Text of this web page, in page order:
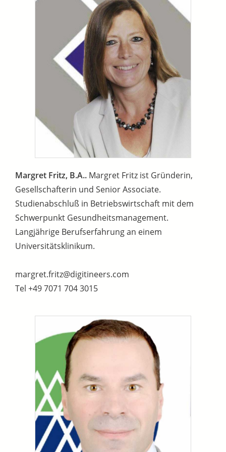
Margret Fritz, B.A.. Margret Fritz ist Gründerin,
Gesellschafterin und Senior Associate.
Studienabschluß in Betriebswirtschaft mit dem
Schwerpunkt Gesundheitsmanagement.
Langjährige Berufserfahrung an einem
Universitätsklinikum.
margret.fritz@digitineers.com
Tel +49 7071 704 3015